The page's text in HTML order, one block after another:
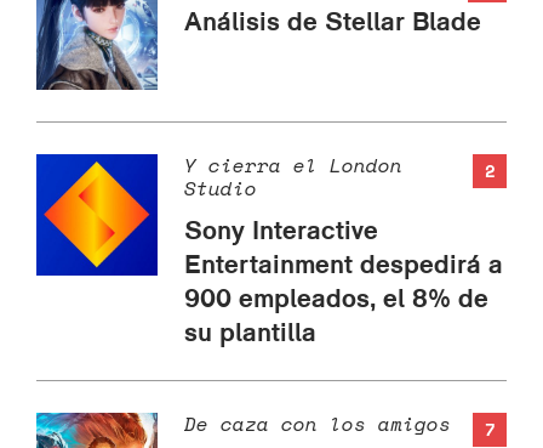
Análisis de Stellar Blade
2
Y cierra el London
Studio
Sony Interactive
Entertainment despedirá a
900 empleados, el 8% de
su plantilla
7
De caza con los amigos